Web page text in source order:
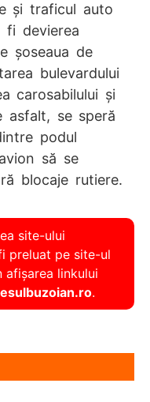
şi traficul auto
fi devierea
şoseaua de
bulevardului
carosabilului şi
asfalt, se speră
podul
să se
blocaje rutiere.
site-ului
preluat pe site-ul
afișarea linkului
.